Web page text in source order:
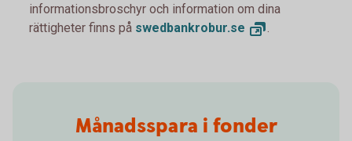
informationsbroschyr och information om dina
rättigheter finns på swedbankrobur.se .
Månadsspara i fonder